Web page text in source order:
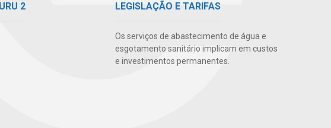
2 LEGISLAÇÃO E TARIFAS
Os serviços de abastecimento de água e
esgotamento sanitário implicam em custos
e investimentos permanentes.